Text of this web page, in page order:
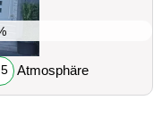
Atmosphäre